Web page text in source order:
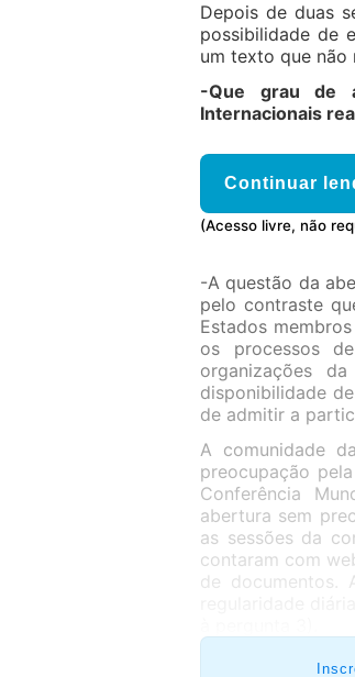
Depois de duas
possibilidade de
um texto que não
-Que grau de
Internacionais
Continuar
(Acesso livre, não
-A questão da
pelo contraste
Estados
os processos
organizações
disponibilidade
de admitir a
A comunidade
preocupação
Conferência
abertura sem
as sessões da
contaram com
de documentos.